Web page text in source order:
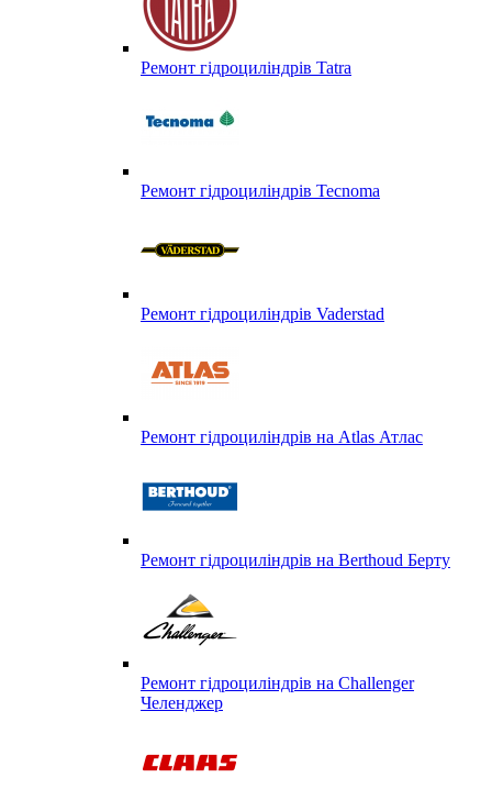
Ремонт гідроциліндрів Tatra
Ремонт гідроциліндрів Tecnoma
Ремонт гідроциліндрів Vaderstad
Ремонт гідроциліндрів на Atlas Атлас
Ремонт гідроциліндрів на Berthoud Берту
Ремонт гідроциліндрів на Challenger
Челенджер